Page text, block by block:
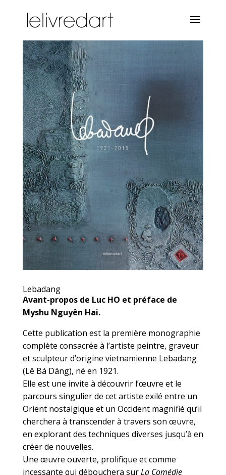
Lebadang
Avant-propos de Luc HO et préface de
Myshu Nguyên Hai.
Cette publication est la première monographie
complète consacrée à l’artiste peintre, graveur
et sculpteur d’origine vietnamienne Lebadang
(Lê Bá Dáng), né en 1921.
Elle est une invite à découvrir l’œuvre et le
parcours singulier de cet artiste exilé entre un
Orient nostalgique et un Occident magnifié qu’il
cherchera à transcender à travers son œuvre,
en explorant des techniques diverses jusqu’à en
créer de nouvelles.
Une œuvre ouverte, prolifique et comme
incessante qui débouchera surLa Comédie